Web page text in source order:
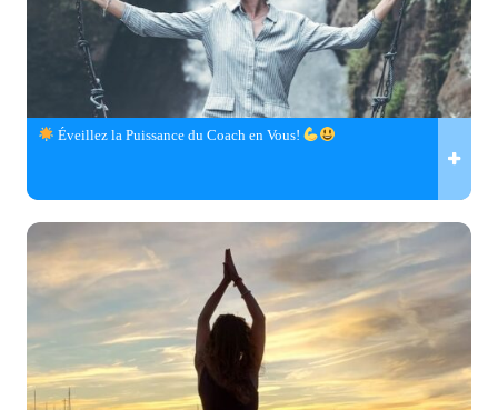
Éveillez la Puissance du Coach en Vous!